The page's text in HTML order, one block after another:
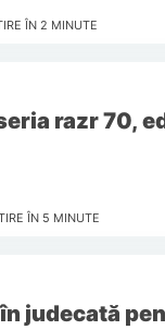
ÎN 2 MINUTE
razr 70,
ÎN 5 MINUTE
judecată